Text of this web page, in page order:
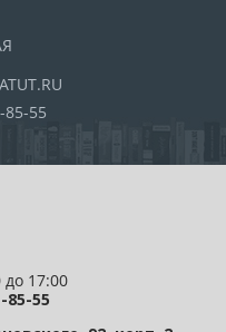
85-55
до 17:00
85-55